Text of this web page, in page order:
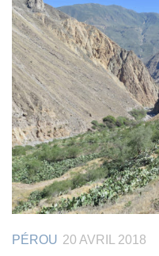
PÉROU 20 AVRIL 2018